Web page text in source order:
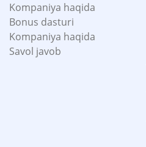
Kompaniya haqida
Bonus dasturi
Kompaniya haqida
Savol javob